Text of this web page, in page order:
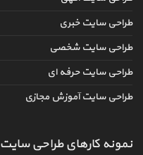
طراحی سایت خبری
طراحی سایت شخصی
طراحی سایت حرفه ای
طراحی سایت آموزش مجازی
نمونه کارهای طراحی سایت